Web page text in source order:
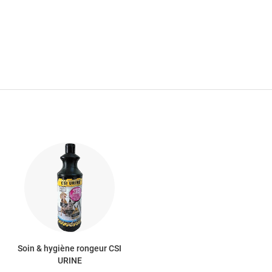
Soin & hygiène rongeur CSI
URINE